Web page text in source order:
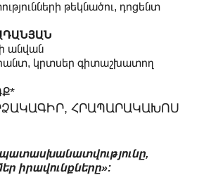
թեկնածու, դոցենտ
անվան
կրտսեր գիտաշխատող
ՀՐԱՊԱՐԱԿԱԽՈՍ
իրավունքները»: